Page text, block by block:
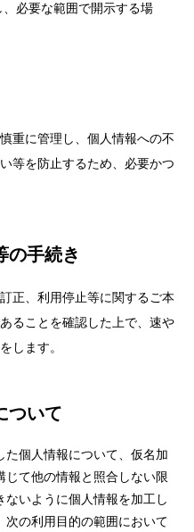
必要な範囲で開示する場
重に管理し、個人情報への不
等を防止するため、必要かつ
の手続き
正、利用停止等に関するご本
ることを確認した上で、速や
します。
ついて
た個人情報について、仮名加
じて他の情報と照合しない限
ないように個人情報を加工し
次の利用目的の範囲において